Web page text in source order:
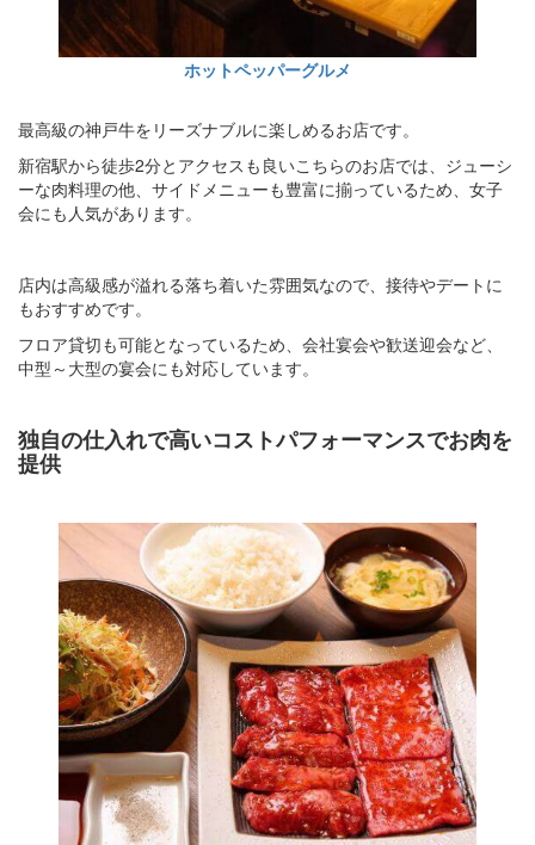
ホットペッパーグルメ
最高級の神戸牛をリーズナブルに楽しめるお店です。
新宿駅から徒歩2分とアクセスも良いこちらのお店では、ジューシ
ーな肉料理の他、サイドメニューも豊富に揃っているため、女子
会にも人気があります。
店内は高級感が溢れる落ち着いた雰囲気なので、接待やデートに
もおすすめです。
フロア貸切も可能となっているため、会社宴会や歓送迎会など、
中型～大型の宴会にも対応しています。
独自の仕入れで高いコストパフォーマンスでお肉を
提供